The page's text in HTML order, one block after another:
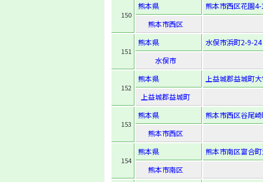
150
熊本県
熊本市西区花園
熊本市西区
151
熊本県
水俣市浜町2-9-24
水俣市
152
熊本県
上益城郡益城町
上益城郡益城町
153
熊本県
熊本市西区谷尾
熊本市西区
154
熊本県
熊本市南区富合
熊本市南区